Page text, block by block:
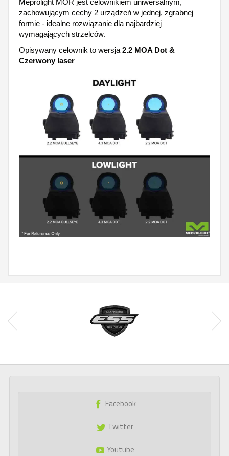
Meprolight MOR jest celownikiem uniwersalnym,
zachowującym cechy 2 urządzeń w jednej, zgrabnej
formie - idealne rozwiązanie dla najbardziej
wymagających strzelców.
Opisywany celownik to wersja 2.2 MOA Dot &
Czerwony laser
Facebook
Twitter
Youtube